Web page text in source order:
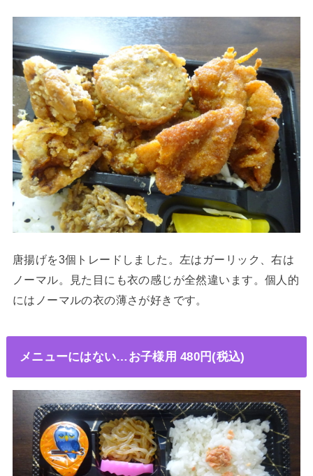
唐揚げを3個トレードしました。左はガーリック、右は
ノーマル。見た目にも衣の感じが全然違います。個人的
にはノーマルの衣の薄さが好きです。
メニューにはない…お子様用 480円(税込)